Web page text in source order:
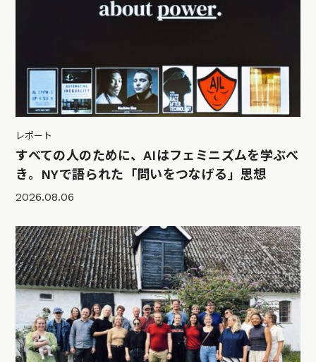
レポート
すべての人のために、AIはフェミニズムを学ぶべ
き。NYで語られた「問いをつなげる」思想
2026.08.06